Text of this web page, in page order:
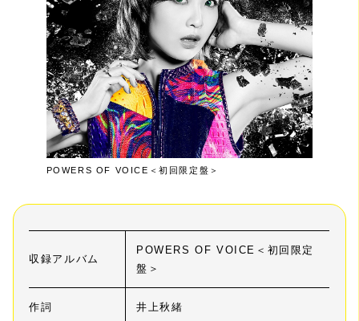
POWERS OF VOICE＜初回限定盤＞
収録アルバム
POWERS OF VOICE＜初回限定
盤＞
作詞 井上秋緒